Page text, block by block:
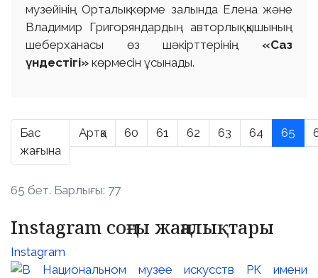
музейінің Орталық көрме залында Елена және
Владимир Григоряндардың авторлық қышының
шеберханасы өз шәкірттерінің «Саз
үндестігі» көрмесін ұсынады.
Бас
жағына
Артқа 60 61 62 63 64 65
65 бет. Барлығы: 77
Instagram соңғы жаңалықтары
Instagram